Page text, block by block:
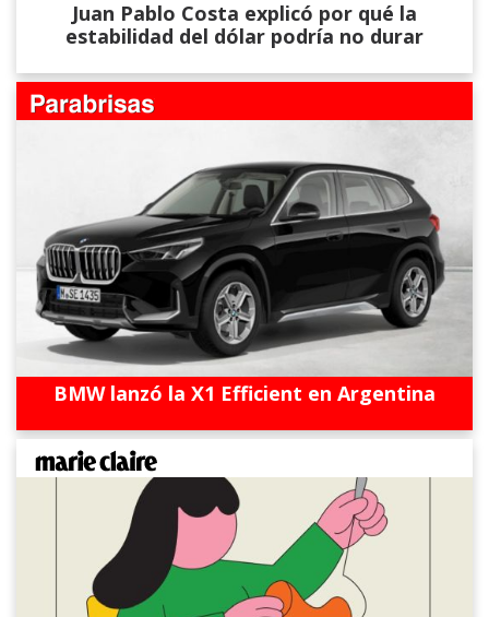
Juan Pablo Costa explicó por qué la
estabilidad del dólar podría no durar
BMW lanzó la X1 Efficient en Argentina